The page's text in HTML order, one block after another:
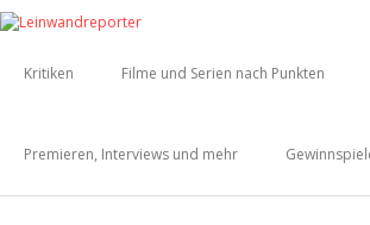
Kritiken Filme und Serien nach Punkten
Premieren, Interviews und mehr